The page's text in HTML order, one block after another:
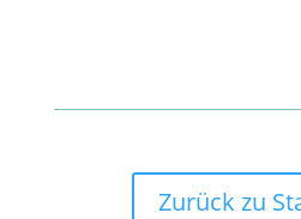
Zurück zu